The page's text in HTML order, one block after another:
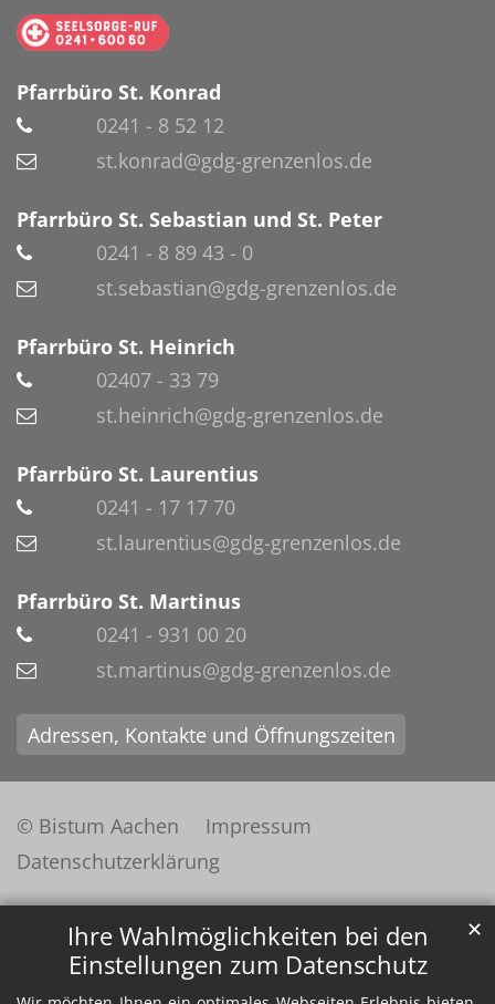
Ihre Wahlmöglichkeiten bei den
Einstellungen zum Datenschutz
✕
Pfarrbüro St. Konrad
0241 - 8 52 12
st.konrad@gdg-grenzenlos.de
Pfarrbüro St. Sebastian und St. Peter
0241 - 8 89 43 - 0
st.sebastian@gdg-grenzenlos.de
Pfarrbüro St. Heinrich
02407 - 33 79
st.heinrich@gdg-grenzenlos.de
Pfarrbüro St. Laurentius
0241 - 17 17 70
st.laurentius@gdg-grenzenlos.de
Pfarrbüro St. Martinus
0241 - 931 00 20
st.martinus@gdg-grenzenlos.de
Adressen, Kontakte und Öffnungszeiten
© Bistum Aachen
Impressum
Datenschutzerklärung